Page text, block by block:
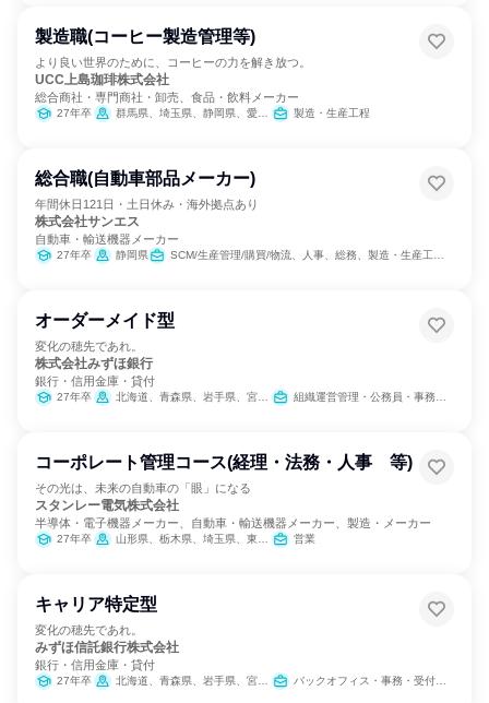
製造職(コーヒー製造管理等)
より良い世界のために、コーヒーの力を解き放つ。
UCC上島珈琲株式会社
総合商社・専門商社・卸売、食品・飲料メーカー
27年卒 群馬県、埼玉県、静岡県、愛知県、滋賀県、大阪府、兵庫県 製造・生産工程
総合職(自動車部品メーカー)
年間休日121日・土日休み・海外拠点あり
株式会社サンエス
自動車・輸送機器メーカー
27年卒 静岡県 SCM/生産管理/購買/物流、人事、総務、製造・生産工程、営業
オーダーメイド型
変化の穂先であれ。
株式会社みずほ銀行
銀行・信用金庫・貸付
27年卒 北海道、青森県、岩手県、宮城県、秋田県、山形県、福島県、茨城県、栃木県、群馬県、埼玉県、千葉県、東京都、神奈川県、新潟県、富山県、石川県、福井県、山梨県、長野県、岐阜県、静岡県、愛知県、三重県、滋賀県、京都府、大阪府、兵庫県、奈良県、和歌山県、鳥取県、島根県、岡山県、広島県、山口県、徳島県、香川県、愛媛県、高知県、福岡県、佐賀県、長崎県、熊本県、大分県、宮崎県、鹿児島県、沖縄県 組織運営管理・公務員・事務系職種
コーポレート管理コース(経理・法務・人事 等)
その光は、未来の自動車の「眼」になる
スタンレー電気株式会社
半導体・電子機器メーカー、自動車・輸送機器メーカー、製造・メーカー
27年卒 山形県、栃木県、埼玉県、東京都、神奈川県、静岡県、愛知県、大阪府、広島県、福岡県 営業
キャリア特定型
変化の穂先であれ。
みずほ信託銀行株式会社
銀行・信用金庫・貸付
27年卒 北海道、青森県、岩手県、宮城県、秋田県、山形県、福島県、茨城県、栃木県、群馬県、埼玉県、千葉県、東京都、神奈川県、新潟県、富山県、石川県、福井県、山梨県、長野県、岐阜県、静岡県、愛知県、三重県、滋賀県、京都府、大阪府、兵庫県、奈良県、和歌山県、鳥取県、島根県、岡山県、広島県、山口県、徳島県、香川県、愛媛県、高知県、福岡県、佐賀県、長崎県、熊本県、大分県、宮崎県、鹿児島県、沖縄県 バックオフィス・事務・受付、営業、金融専門職、経営/事業企画、不動産専門職、組織運営管理・公務員・事務系職種